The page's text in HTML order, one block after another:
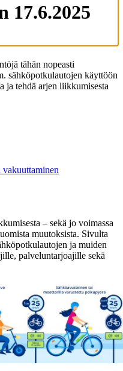
tähän nopeasti
sähköpotkulautojen käyttöön
ja tehdä arjen liikkumisesta
– sekä jo voimassa
muutoksista. Sivulta
ja muiden
palveluntarjoajille sekä